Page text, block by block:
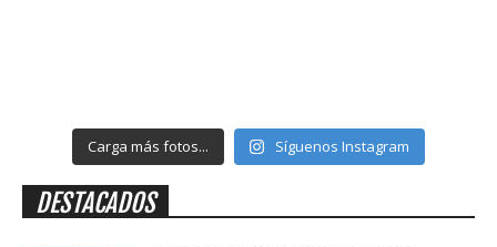
Carga más fotos... Síguenos Instagram
DESTACADOS